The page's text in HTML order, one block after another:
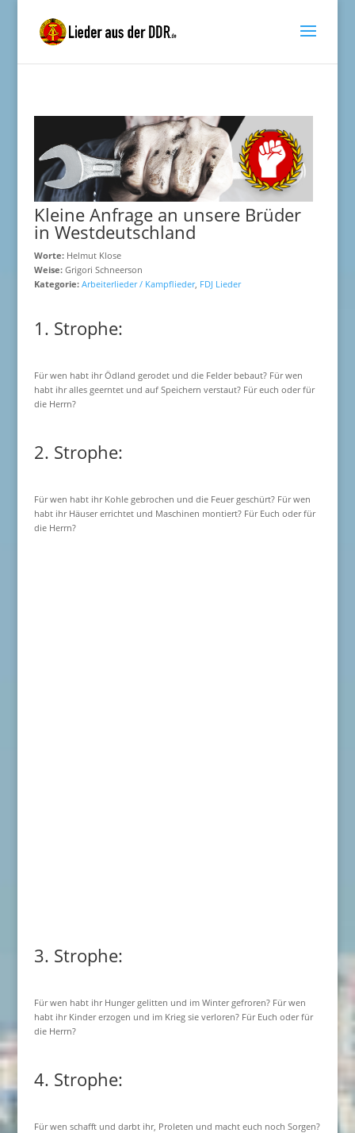
Kleine Anfrage an unsere Brüder
in Westdeutschland
Worte:Helmut Klose
Weise:Grigori Schneerson
Kategorie: Arbeiterlieder / Kampflieder, FDJ Lieder
1. Strophe:
Für wen habt ihr Ödland gerodet und die Felder bebaut? Für wen
habt ihr alles geerntet und auf Speichern verstaut? Für euch oder für
die Herrn?
2. Strophe:
Für wen habt ihr Kohle gebrochen und die Feuer geschürt? Für wen
habt ihr Häuser errichtet und Maschinen montiert? Für Euch oder für
die Herrn?
3. Strophe:
Für wen habt ihr Hunger gelitten und im Winter gefroren? Für wen
habt ihr Kinder erzogen und im Krieg sie verloren? Für Euch oder für
die Herrn?
4. Strophe:
Für wen schafft und darbt ihr, Proleten und macht euch noch Sorgen?